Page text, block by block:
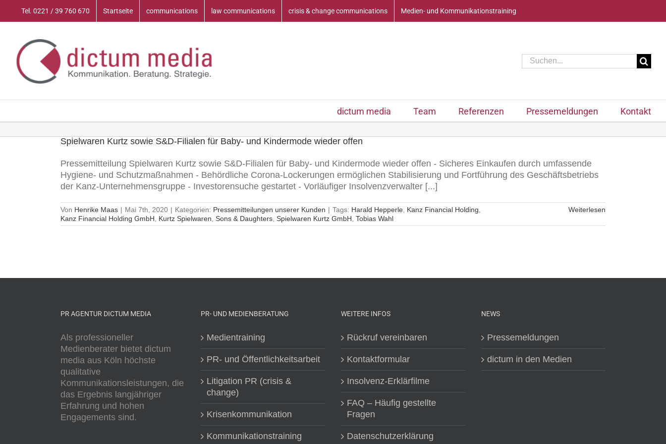
Tel. 0221 / 39 760 670 Startseite communications law communications crisis & change communications Medien- und Kommunikationstraining
Suche
nach:
dictum media Team Referenzen Pressemeldungen Kontakt
Spielwaren Kurtz sowie S&D-Filialen für Baby- und Kindermode wieder offen
Pressemitteilung Spielwaren Kurtz sowie S&D-Filialen für Baby- und Kindermode wieder offen - Sicheres Einkaufen durch umfassende
Hygiene- und Schutzmaßnahmen - Behördliche Corona-Lockerungen ermöglichen Stabilisierung und Fortführung des Geschäftsbetriebs
der Kanz-Unternehmensgruppe - Investorensuche gestartet - Vorläufiger Insolvenzverwalter [...]
Von Henrike Maas | Mai 7th, 2020 | Kategorien: Pressemitteilungen unserer Kunden | Tags: Harald Hepperle Kanz Financial Holding
Kanz Financial Holding GmbH
Kurtz Spielwaren Sons & Daughters Spielwaren Kurtz GmbH Tobias Wahl
Weiterlesen
PR AGENTUR DICTUM MEDIA
Als professioneller
Medienberater bietet dictum
media aus Köln höchste
qualitative
Kommunikationsleistungen, die
das Ergebnis langjähriger
Erfahrung und hohen
Engagements sind.
PR- UND MEDIENBERATUNG
Medientraining
PR- und Öffentlichkeitsarbeit
Litigation PR (crisis &
change)
Krisenkommunikation
Kommunikationstraining
WEITERE INFOS
Rückruf vereinbaren
Kontaktformular
Insolvenz-Erklärfilme
FAQ – Häufig gestellte
Fragen
Datenschutzerklärung
NEWS
Pressemeldungen
dictum in den Medien